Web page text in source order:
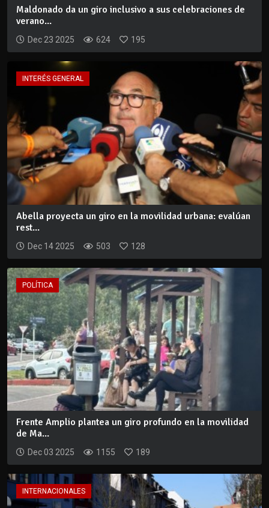
Maldonado da un giro inclusivo a sus celebraciones de
verano...
Dec 23 2025 624 195
INTERÉS GENERAL
Abella proyecta un giro en la movilidad urbana: evalúan
rest...
Dec 14 2025 503 128
POLÍTICA
Frente Amplio plantea un giro profundo en la movilidad
de Ma...
Dec 03 2025 1155 189
INTERNACIONALES